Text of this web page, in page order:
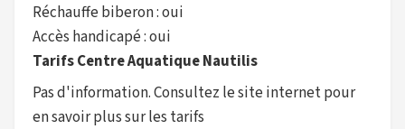
Réchauffe biberon : oui
Accès handicapé : oui
Tarifs Centre Aquatique Nautilis
Pas d'information. Consultez le site internet pour
en savoir plus sur les tarifs